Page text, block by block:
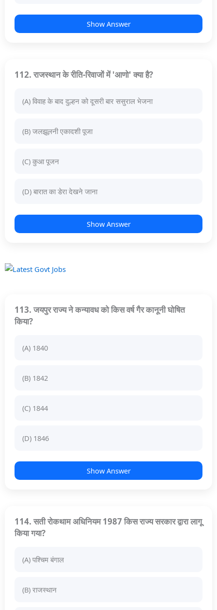
Show Answer
112. राजस्थान के रीति-रिवाजों में 'आणो' क्या है?
(A) विवाह के बाद दुल्हन को दूसरी बार ससुराल भेजना
(B) जलझूलनी एकादशी पूजा
(C) कुआ पूजन
(D) बारात का डेरा देखने जाना
Show Answer
113. जयपुर राज्य ने कन्यावध को किस वर्ष गैर कानूनी घोषित
किया?
(A) 1840
(B) 1842
(C) 1844
(D) 1846
Show Answer
114. सती रोकथाम अधिनियम 1987 किस राज्य सरकार द्वारा लागू
किया गया?
(A) पश्चिम बंगाल
(B) राजस्थान